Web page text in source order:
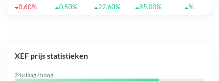
0,60%
0,50% 22,60% 85,00% %
XEF prijs statistieken
24u laag / hoog